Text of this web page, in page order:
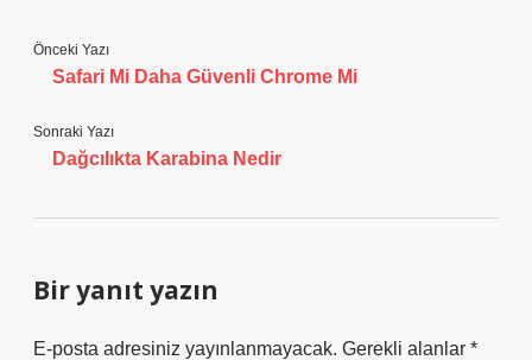
Önceki Yazı
Safari Mi Daha Güvenli Chrome Mi
Sonraki Yazı
Dağcılıkta Karabina Nedir
Bir yanıt yazın
E-posta adresiniz yayınlanmayacak. Gerekli alanlar *